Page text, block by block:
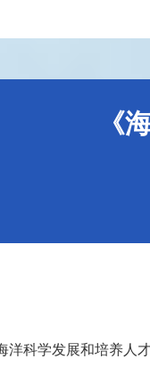
《
洋科学发展和培养人